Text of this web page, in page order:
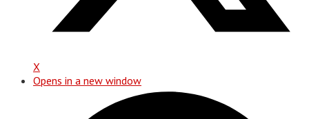
X
Opens in a new window